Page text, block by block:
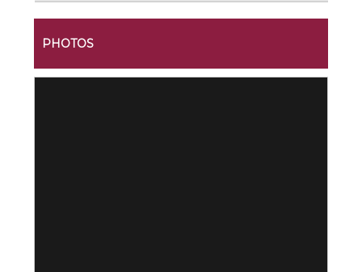
PHOTOS